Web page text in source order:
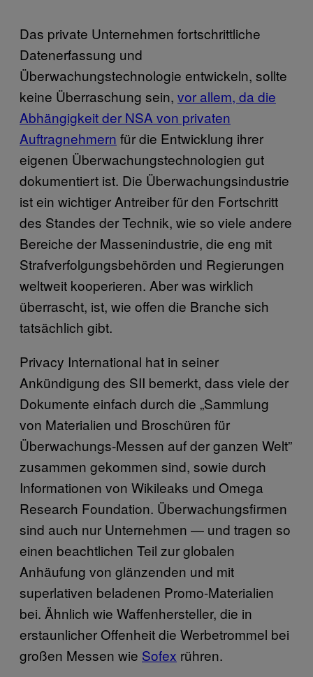
Das private Unternehmen fortschrittliche
Datenerfassung und
Überwachungstechnologie entwickeln, sollte
keine Überraschung sein, vor allem, da die
Abhängigkeit der NSA von privaten
Auftragnehmern für die Entwicklung ihrer
eigenen Überwachungstechnologien gut
dokumentiert ist. Die Überwachungsindustrie
ist ein wichtiger Antreiber für den Fortschritt
des Standes der Technik, wie so viele andere
Bereiche der Massenindustrie, die eng mit
Strafverfolgungsbehörden und Regierungen
weltweit kooperieren. Aber was wirklich
überrascht, ist, wie offen die Branche sich
tatsächlich gibt.
Privacy International hat in seiner
Ankündigung des SII bemerkt, dass viele der
Dokumente einfach durch die „Sammlung
von Materialien und Broschüren für
Überwachungs-Messen auf der ganzen Welt”
zusammen gekommen sind, sowie durch
Informationen von Wikileaks und Omega
Research Foundation. Überwachungsfirmen
sind auch nur Unternehmen — und tragen so
einen beachtlichen Teil zur globalen
Anhäufung von glänzenden und mit
superlativen beladenen Promo-Materialien
bei. Ähnlich wie Waffenhersteller, die in
erstaunlicher Offenheit die Werbetrommel bei
großen Messen wie Sofex rühren.